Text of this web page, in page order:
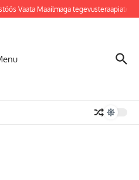
Vaata Maailmaga